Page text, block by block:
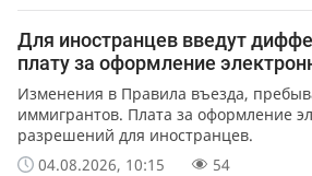
Для иностранцев введут
плату за оформление
Изменения в Правила въезда,
иммигрантов. Плата за оформление
разрешений для иностранцев.
04.08.2026, 10:15
54